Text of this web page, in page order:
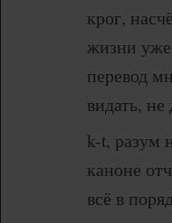
крог,
жизни уже
перевод
видать,
k-t, разум
каноне
всё в